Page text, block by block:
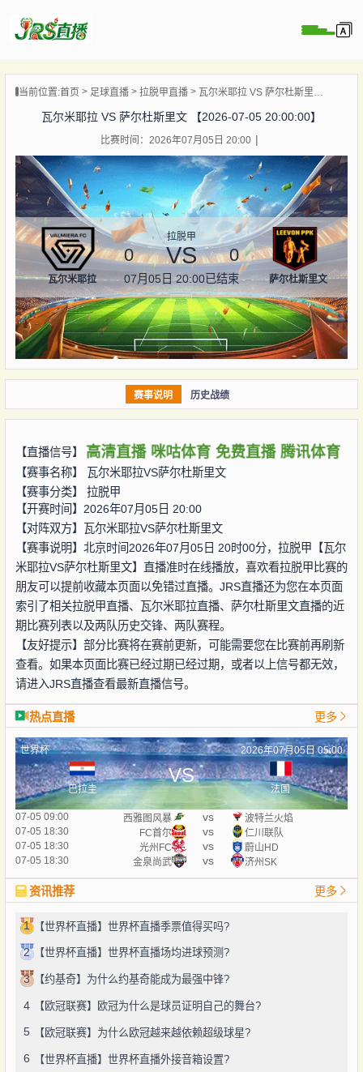
播
像
讯
直播
当前位置:首页 足球直播 拉脱甲直播 瓦尔米耶拉 VS 萨尔杜斯里文 【2026-07-05 20:00:00】
瓦尔米耶拉 VS 萨尔杜斯里文 【2026-07-05 20:00:00】
比赛时间：2026年07月05日 20:00
瓦尔米耶拉
拉脱甲
0 VS 0
07月05日 20:00已结束 萨尔杜斯里文
赛事说明 历史战绩
【直播信号】 高清直播 咪咕体育 免费直播 腾讯体育
【赛事名称】
瓦尔米耶拉VS萨尔杜斯里文
【赛事分类】 拉脱甲
【开赛时间】2026年07月05日 20:00
【对阵双方】
瓦尔米耶拉VS萨尔杜斯里文
【赛事说明】北京时间2026年07月05日 20时00分，拉脱甲【瓦尔
米耶拉VS萨尔杜斯里文】直播准时在线播放，喜欢看拉脱甲比赛的
朋友可以提前收藏本页面以免错过直播。JRS直播还为您在本页面
索引了相关拉脱甲直播、瓦尔米耶拉直播、萨尔杜斯里文直播的近
期比赛列表以及两队历史交锋、两队赛程。
【友好提示】部分比赛将在赛前更新，可能需要您在比赛前再刷新
查看。如果本页面比赛已经过期已经过期，或者以上信号都无效，
请进入JRS直播查看最新直播信号。
热点直播 更多
世界杯 2026年07月05日 05:00
巴拉圭
VS
法国
07-05 09:00 西雅图风暴 vs
波特兰火焰
07-05 18:30
FC首尔 vs
仁川联队
07-05 18:30
光州FC vs
蔚山HD
07-05 18:30
金泉尚武 vs 济州SK
资讯推荐 更多
1 【世界杯直播】世界杯直播季票值得买吗?
2 【世界杯直播】世界杯直播场均进球预测?
3 【约基奇】为什么约基奇能成为最强中锋?
4 【欧冠联赛】欧冠为什么是球员证明自己的舞台?
5 【欧冠联赛】为什么欧冠越来越依赖超级球星?
6 【世界杯直播】世界杯直播外接音箱设置?